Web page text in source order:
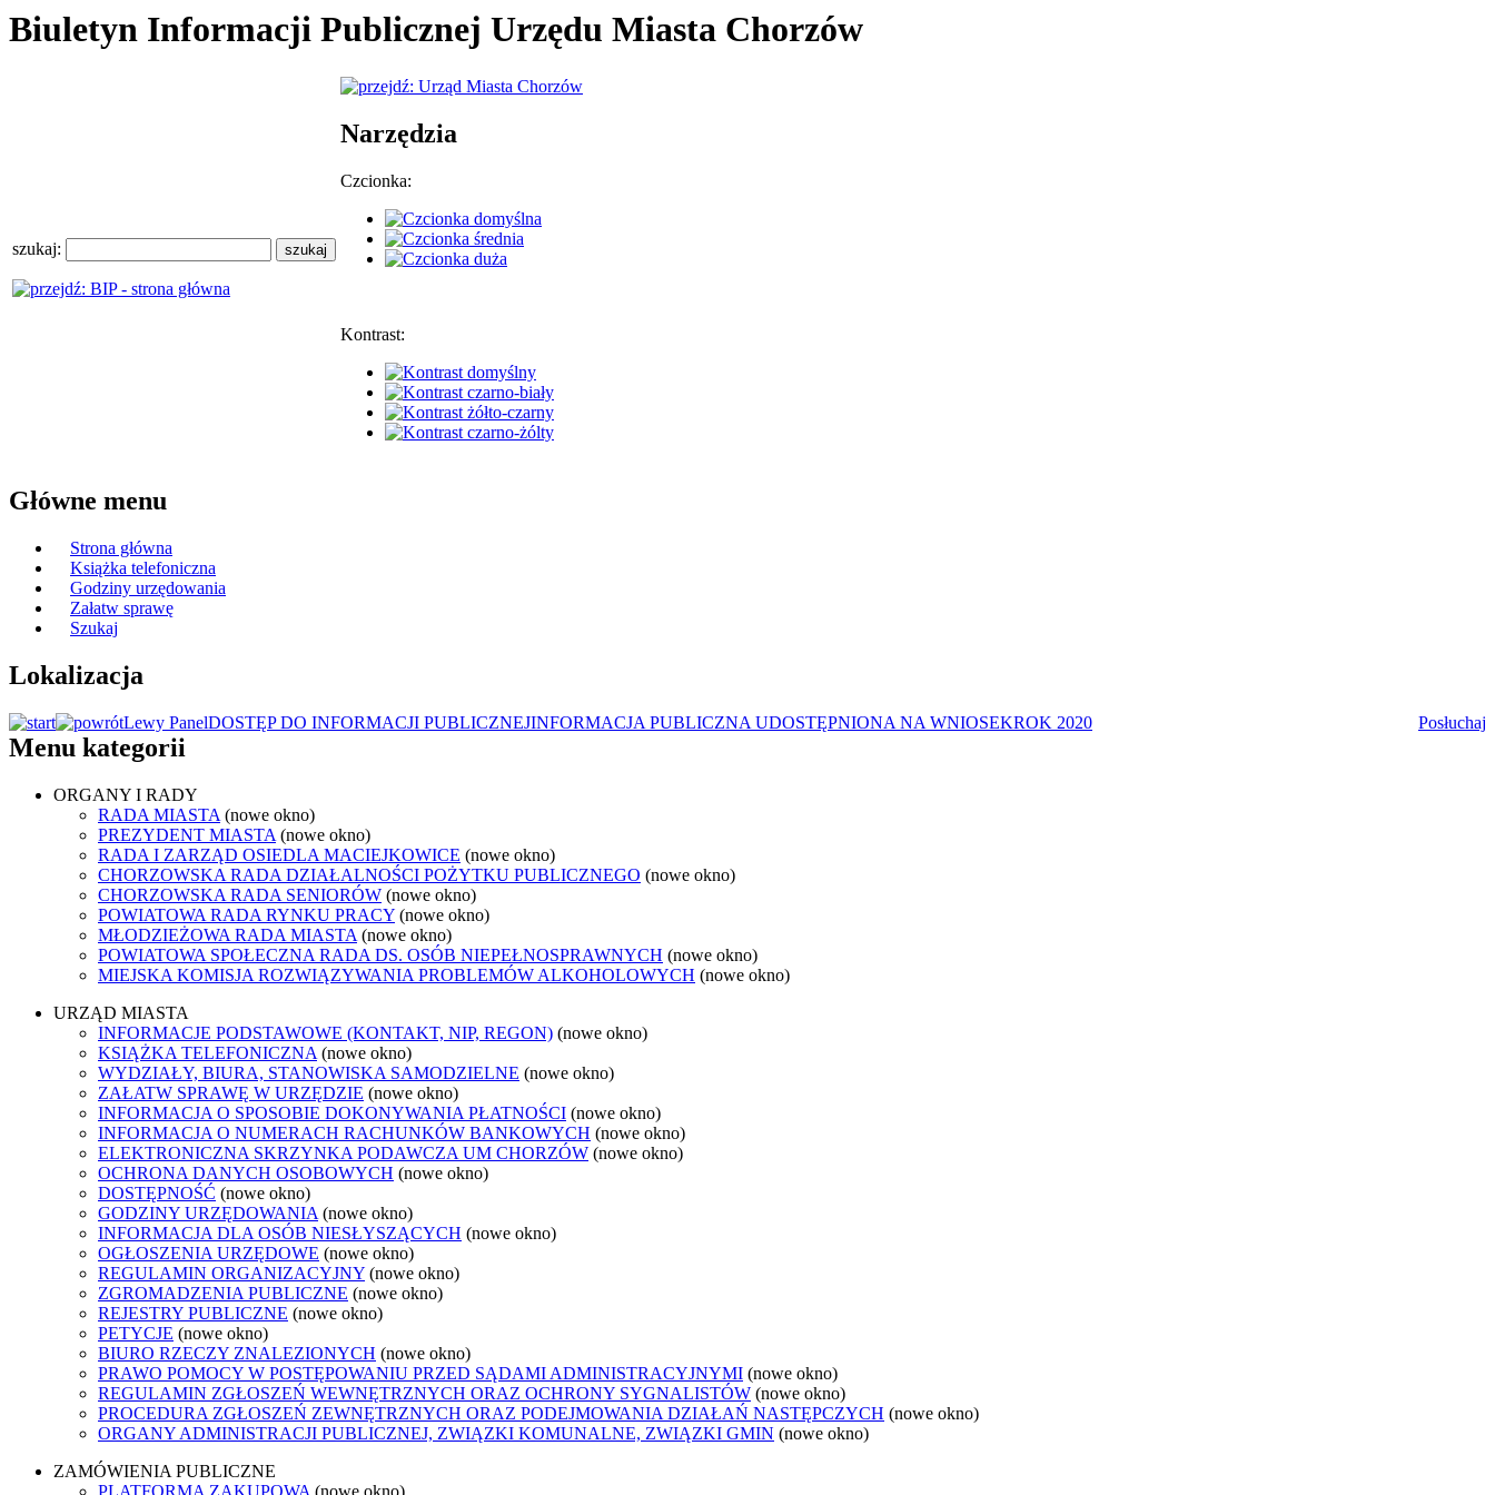
Biuletyn Informacji Publicznej Urzędu Miasta Chorzów
szukaj:
Narzędzia
Czcionka:
Kontrast:
Główne menu
Strona główna
Książka telefoniczna
Godziny urzędowania
Załatw sprawę
Szukaj
Lokalizacja
Posłuchaj
Lewy PanelDOSTĘP DO INFORMACJI PUBLICZNEJINFORMACJA PUBLICZNA UDOSTĘPNIONA NA WNIOSEKROK 2020
Menu kategorii
ORGANY I RADY
RADA MIASTA (nowe okno)
PREZYDENT MIASTA (nowe okno)
RADA I ZARZĄD OSIEDLA MACIEJKOWICE (nowe okno)
CHORZOWSKA RADA DZIAŁALNOŚCI POŻYTKU PUBLICZNEGO (nowe okno)
CHORZOWSKA RADA SENIORÓW (nowe okno)
POWIATOWA RADA RYNKU PRACY (nowe okno)
MŁODZIEŻOWA RADA MIASTA (nowe okno)
POWIATOWA SPOŁECZNA RADA DS. OSÓB NIEPEŁNOSPRAWNYCH (nowe okno)
MIEJSKA KOMISJA ROZWIĄZYWANIA PROBLEMÓW ALKOHOLOWYCH (nowe okno)
URZĄD MIASTA
INFORMACJE PODSTAWOWE (KONTAKT, NIP, REGON) (nowe okno)
KSIĄŻKA TELEFONICZNA (nowe okno)
WYDZIAŁY, BIURA, STANOWISKA SAMODZIELNE (nowe okno)
ZAŁATW SPRAWĘ W URZĘDZIE (nowe okno)
INFORMACJA O SPOSOBIE DOKONYWANIA PŁATNOŚCI (nowe okno)
INFORMACJA O NUMERACH RACHUNKÓW BANKOWYCH (nowe okno)
ELEKTRONICZNA SKRZYNKA PODAWCZA UM CHORZÓW (nowe okno)
OCHRONA DANYCH OSOBOWYCH (nowe okno)
DOSTĘPNOŚĆ (nowe okno)
GODZINY URZĘDOWANIA (nowe okno)
INFORMACJA DLA OSÓB NIESŁYSZĄCYCH (nowe okno)
OGŁOSZENIA URZĘDOWE (nowe okno)
REGULAMIN ORGANIZACYJNY (nowe okno)
ZGROMADZENIA PUBLICZNE (nowe okno)
REJESTRY PUBLICZNE (nowe okno)
PETYCJE (nowe okno)
BIURO RZECZY ZNALEZIONYCH (nowe okno)
PRAWO POMOCY W POSTĘPOWANIU PRZED SĄDAMI ADMINISTRACYJNYMI (nowe okno)
REGULAMIN ZGŁOSZEŃ WEWNĘTRZNYCH ORAZ OCHRONY SYGNALISTÓW (nowe okno)
PROCEDURA ZGŁOSZEŃ ZEWNĘTRZNYCH ORAZ PODEJMOWANIA DZIAŁAŃ NASTĘPCZYCH (nowe okno)
ORGANY ADMINISTRACJI PUBLICZNEJ, ZWIĄZKI KOMUNALNE, ZWIĄZKI GMIN (nowe okno)
ZAMÓWIENIA PUBLICZNE
PLATFORMA ZAKUPOWA (nowe okno)